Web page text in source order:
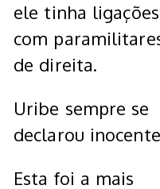
ele tinha ligações
com
de direita.
Uribe sempre se
declarou
Esta foi a mais